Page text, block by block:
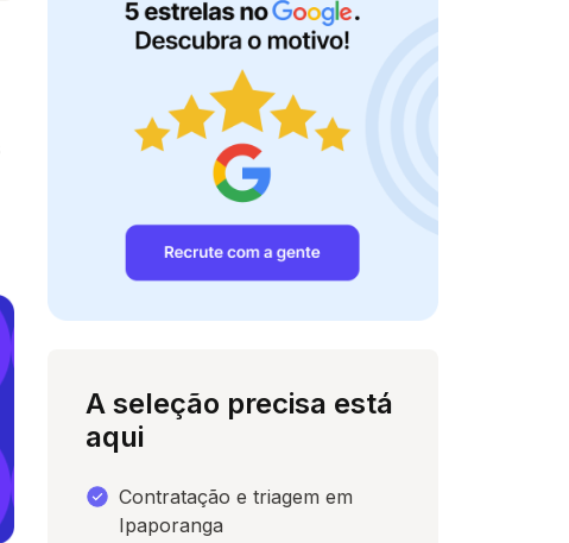
A seleção precisa está
aqui
Contratação e triagem em
Ipaporanga